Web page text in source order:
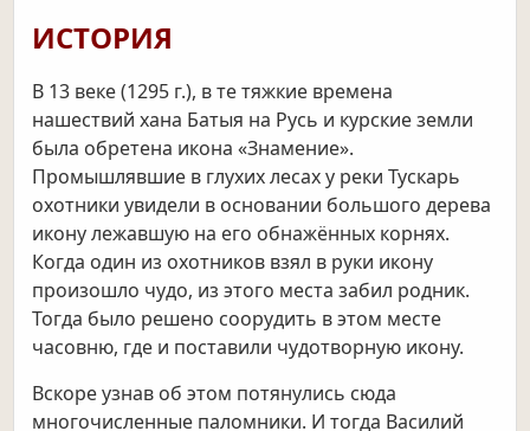
ИСТОРИЯ
В 13 веке (1295 г.), в те тяжкие времена
нашествийхана Батыя на Русь и курские земли
была обретена икона «Знамение».
Промышлявшие в глухих лесах у реки Тускарь
охотники увидели в основании большого дерева
икону лежавшую на его обнажённых корнях.
Когда один из охотников взял в руки икону
произошло чудо, из этого места забил родник.
Тогда было решено соорудить в этом месте
часовню, где и поставили чудотворную икону.
Вскоре узнав об этом потянулись сюда
многочисленные паломники. И тогда Василий